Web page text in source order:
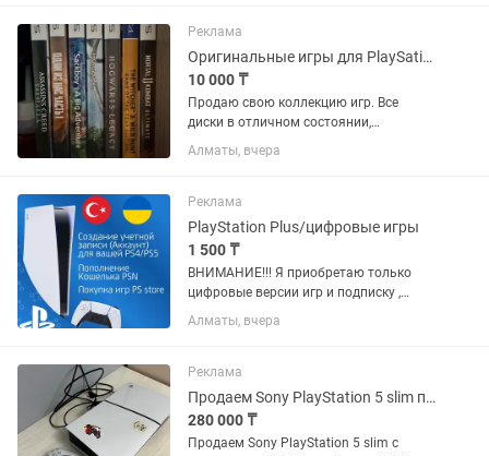
(Nintendo 3DS + Nintendo...
Реклама
Оригинальные игры для PlaySation 5 / PS5
10 000 ₸
Продаю свою коллекцию игр. Все
диски в отличном состоянии,
использовались очень мало
(буквально 2–ю-3 раза), без царапин и
В наличии: Assassin’s Creed Valhalla -...
Алматы, вчера
Реклама
PlayStation Plus/цифровые игры
1 500 ₸
ВНИМАНИЕ!!! Я приобретаю только
цифровые версии игр и подписку ,
никаких дисков у меня нет, диски я не
продаю. В мои услуги входит: Создание
Турция и Украина для...
Алматы, вчера
Реклама
Продаем Sony PlayStation 5 slim плюс 2 джойстика игра UFC4 GTA 5 FC 25
280 000 ₸
Продаем Sony PlayStation 5 slim с